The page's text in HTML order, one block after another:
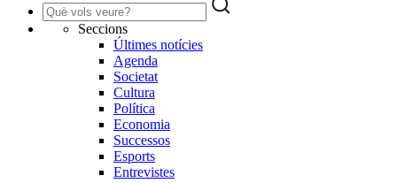
Seccions
Últimes notícies
Agenda
Societat
Cultura
Política
Economia
Successos
Esports
Entrevistes